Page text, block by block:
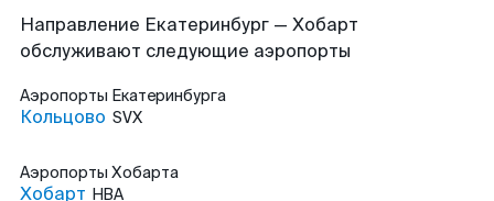
Направление Екатеринбург — Хобарт
обслуживают следующие аэропорты
Аэропорты Екатеринбурга
Кольцово SVX
Аэропорты Хобарта
Хобарт HBA